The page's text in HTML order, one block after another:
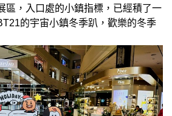
區，入口處的小鎮指標，已經積了一
的宇宙小鎮冬季趴，歡樂的冬季